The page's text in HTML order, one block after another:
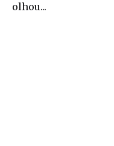
olhou...